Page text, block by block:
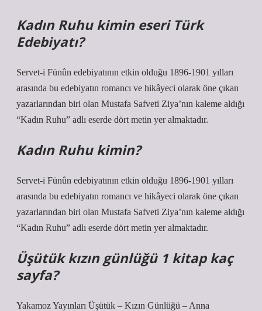
Kadın Ruhu kimin eseri Türk
Edebiyatı?
Servet-i Fünûn edebiyatının etkin olduğu 1896-1901 yılları
arasında bu edebiyatın romancı ve hikâyeci olarak öne çıkan
yazarlarından biri olan Mustafa Safveti Ziya’nın kaleme aldığı
“Kadın Ruhu” adlı eserde dört metin yer almaktadır.
Kadın Ruhu kimin?
Servet-i Fünûn edebiyatının etkin olduğu 1896-1901 yılları
arasında bu edebiyatın romancı ve hikâyeci olarak öne çıkan
yazarlarından biri olan Mustafa Safveti Ziya’nın kaleme aldığı
“Kadın Ruhu” adlı eserde dört metin yer almaktadır.
Üşütük kızın günlüğü 1 kitap kaç
sayfa?
Yakamoz Yayınları Üşütük – Kızın Günlüğü – Anna